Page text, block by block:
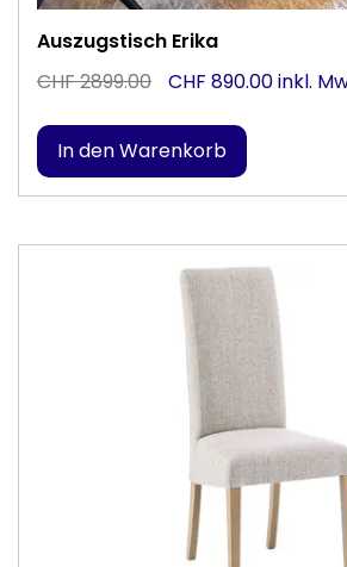
Auszugstisch Erika
CHF 2899.00
CHF 890.00 inkl.